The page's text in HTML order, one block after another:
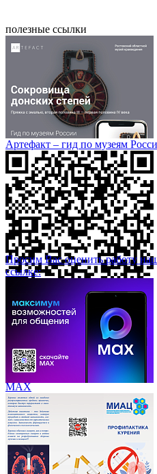
полезные ссылки
Артефакт – гид по музеям
Просим Вас оценить работу
ссылке:
МАХ